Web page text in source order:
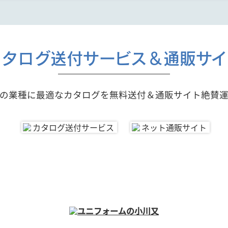
ログ送付サービス＆通販サ
業種に最適なカタログを無料送付＆通販サイト絶賛運